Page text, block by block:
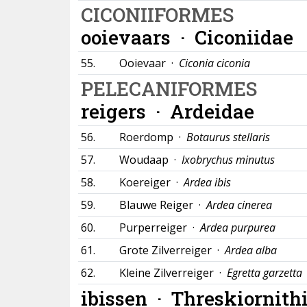
CICONIIFORMES
ooievaars · Ciconiidae
55. Ooievaar · Ciconia ciconia
PELECANIFORMES
reigers · Ardeidae
56. Roerdomp · Botaurus stellaris
57.
Woudaap · Ixobrychus minutus
58.
Koereiger ·Ardea ibis
59.
Blauwe Reiger ·Ardea cinerea
60.
Purperreiger ·Ardea purpurea
61.
Grote Zilverreiger ·Ardea alba
62.
Kleine Zilverreiger · Egretta garzetta
ibissen ·